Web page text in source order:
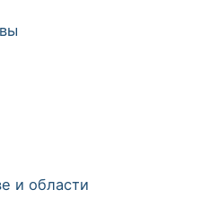
и области